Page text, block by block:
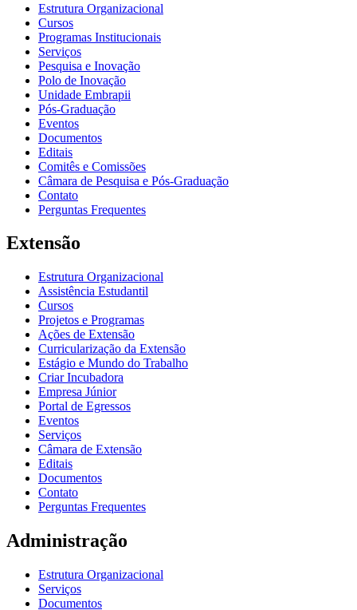
Estrutura Organizacional
Cursos
Programas Institucionais
Serviços
Pesquisa e Inovação
Polo de Inovação
Unidade Embrapii
Pós-Graduação
Eventos
Documentos
Editais
Comitês e Comissões
Câmara de Pesquisa e Pós-Graduação
Contato
Perguntas Frequentes
Extensão
Estrutura Organizacional
Assistência Estudantil
Cursos
Projetos e Programas
Ações de Extensão
Curricularização da Extensão
Estágio e Mundo do Trabalho
Criar Incubadora
Empresa Júnior
Portal de Egressos
Eventos
Serviços
Câmara de Extensão
Editais
Documentos
Contato
Perguntas Frequentes
Administração
Estrutura Organizacional
Serviços
Documentos